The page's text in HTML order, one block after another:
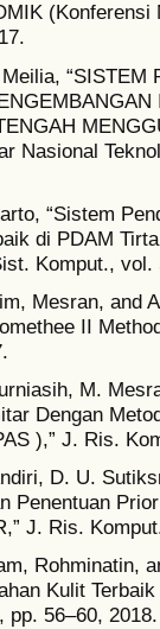
“SISTEM
Nasional
“Sistem
di PDAM
Komput.,
Mesran, and
II
M.
Dengan
),” J. Ris.
D. U.
Penentuan
J. Ris.
Rohminatin,
Kulit
56–60, 2018.